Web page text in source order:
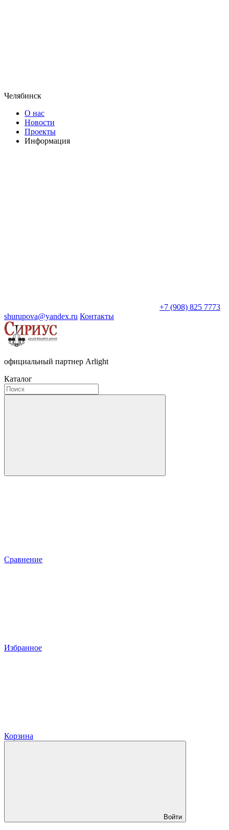
Челябинск
О нас
Новости
Проекты
Информация
+7 (908) 825 7773
shurupova@yandex.ru Контакты
официальный партнер Arlight
Каталог
Сравнение
Избранное
Корзина
Войти